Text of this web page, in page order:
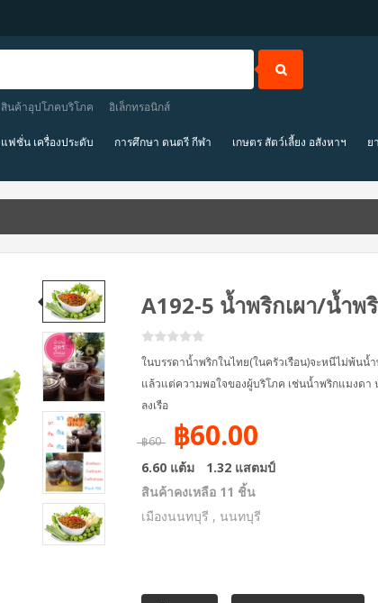
สินค้าอุปโภคบริโภค อิเล็กทรอนิกส์
แฟชั่น เครื่องประดับ การศึกษา ดนตรี กีฬา เกษตร สัตว์เลี้ยง อสังหาฯ ย
A192-5 น้ำพริกเผา/น้ำ
ในบรรดาน้ำพริกในไทย(ในครัวเรือน)จะหนีไม่พ้น
แล้วแต่ความพอใจของผู้บริโภค เช่นน้ำพริกแมงดา
ลงเรือ
฿60 ฿60.00
6.60 แต้ม
1.32 แสตมป์
สินค้าคงเหลือ 11 ชิ้น
เมืองนนทบุรี , นนทบุรี